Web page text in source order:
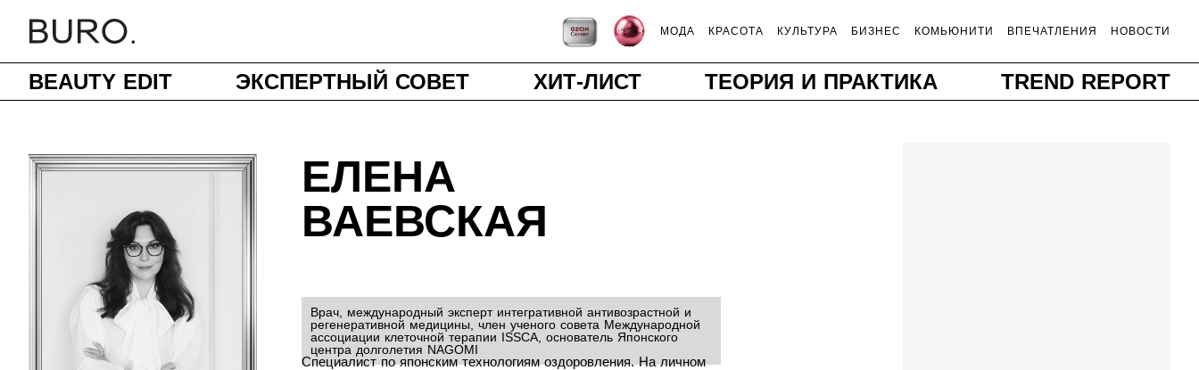
МОДА КРАСОТА КУЛЬТУРА БИЗНЕС КОМЬЮНИТИ ВПЕЧАТЛЕНИЯ НОВОСТИ
BEAUTY EDIT ЭКСПЕРТНЫЙ СОВЕТ ХИТ-ЛИСТ ТЕОРИЯ И ПРАКТИКА TREND REPORT
ЕЛЕНА
ВАЕВСКАЯ
Врач, международный эксперт интегративной антивозрастной и
регенеративной медицины, член ученого совета Международной
ассоциации клеточной терапии ISSCA, основатель Японского
центра долголетия NAGOMI
Специалист по японским технологиям оздоровления. На личном